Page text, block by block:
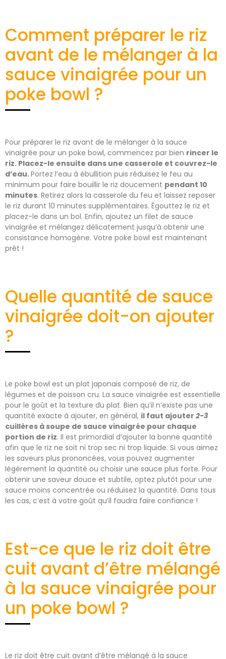
Comment préparer le riz
avant de le mélanger à la
sauce vinaigrée pour un
poke bowl ?
Pour préparer le riz avant de le mélanger à la sauce
vinaigrée pour un poke bowl, commencez par bien rincer le
riz. Placez-le ensuite dans une casserole et couvrez-le
d’eau.Portez l’eau à ébullition puis réduisez le feu au
minimum pour faire bouillir le riz doucement pendant 10
minutes. Retirez alors la casserole du feu et laissez reposer
le riz durant 10 minutes supplémentaires. Égouttez le riz et
placez-le dans un bol. Enfin, ajoutez un filet de sauce
vinaigrée et mélangez délicatement jusqu’à obtenir une
consistance homogène. Votre poke bowl est maintenant
prêt !
Quelle quantité de sauce
vinaigrée doit-on ajouter
?
Le poke bowl est un plat japonais composé de riz, de
légumes et de poisson cru. La sauce vinaigrée est essentielle
pour le goût et la texture du plat. Bien qu’il n’existe pas une
quantité exacte à ajouter, en général, il faut ajouter 2-3
cuillères à soupe de sauce vinaigrée pour chaque
portion de riz. Il est primordial d’ajouter la bonne quantité
afin que le riz ne soit ni trop sec ni trop liquide. Si vous aimez
les saveurs plus prononcées, vous pouvez augmenter
légèrement la quantité ou choisir une sauce plus forte. Pour
obtenir une saveur douce et subtile, optez plutôt pour une
sauce moins concentrée ou réduisez la quantité. Dans tous
les cas, c’est à votre goût qu’il faudra faire confiance !
Est-ce que le riz doit être
cuit avant d’être mélangé
à la sauce vinaigrée pour
un poke bowl ?
Le riz doit être cuit avant d’être mélangé à la sauce